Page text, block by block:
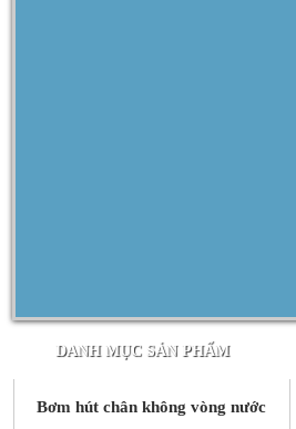
DANH MỤC SẢN PHẨM
Bơm hút chân không vòng nước